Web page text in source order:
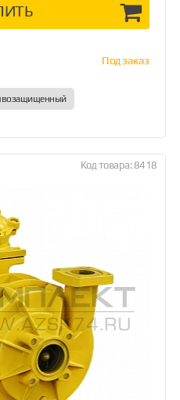
Под заказ
Код товара: 8418